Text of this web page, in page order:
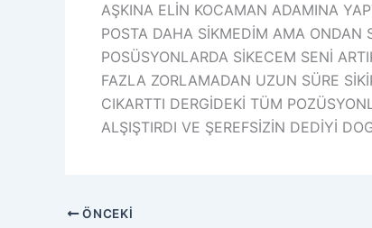
AŞKINA ELİN KOCAMAN ADAMINA
POSTA DAHA SİKMEDİM AMA ONDAN
POSÜSYONLARDA SİKECEM SENİ
FAZLA ZORLAMADAN UZUN SÜRE
CIKARTTI DERGİDEKİ TÜM
ALŞIŞTIRDI VE ŞEREFSİZİN DEDİYİ
ÖNCEKI